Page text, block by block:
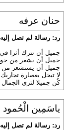
حنان عرفه
رد: رسالة لم تصل إليه
جميل أن تترك أثرا
جميل أن يشعر من حولك
جميل أن يستشعر من
لا تبخل بعصارة
كُن جميلا لترى
ياسَمِين الْحُمود
رد: رسالة لم تصل إليه